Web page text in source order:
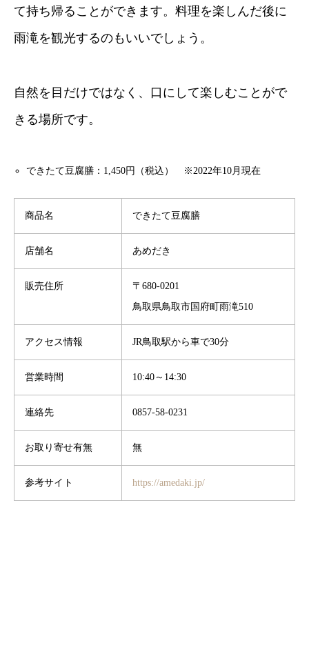
て持ち帰ることができます。料理を楽しんだ後に
雨滝を観光するのもいいでしょう。
自然を目だけではなく、口にして楽しむことがで
きる場所です。
できたて豆腐膳：1,450円（税込） ※2022年10月現在
商品名 できたて豆腐膳
店舗名 あめだき
販売住所
〒680-0201
鳥取県鳥取市国府町雨滝510
アクセス情報 JR鳥取駅から車で30分
営業時間 10:40～14:30
連絡先 0857-58-0231
お取り寄せ有無 無
参考サイト https://amedaki.jp/